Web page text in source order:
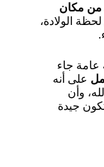
من مكان
الولادة،
عامة جاء
على أنه
وأن
جيدة